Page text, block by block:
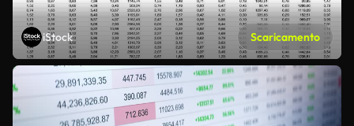
iStock Scaricamento